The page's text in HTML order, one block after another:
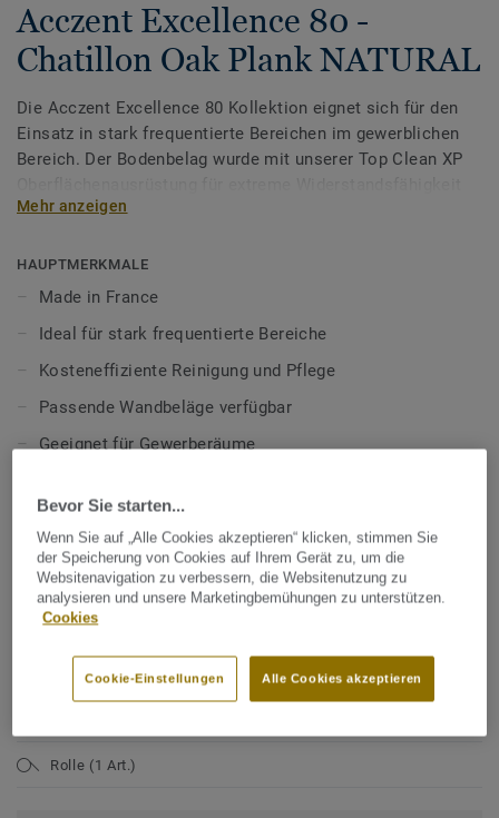
Acczent Excellence 80 -
Chatillon Oak Plank NATURAL
Die Acczent Excellence 80 Kollektion eignet sich für den
Einsatz in stark frequentierte Bereichen im gewerblichen
Bereich. Der Bodenbelag wurde mit unserer Top Clean XP
und kosteneffiziente Reinigung ausgestattet und ist
Heterogene Bodenbeläge
Mehr anzeigen
HAUPTMERKMALE
Made in France
Ideal für stark frequentierte Bereiche
Kosteneffiziente Reinigung und Pflege
Passende Wandbeläge verfügbar
Geeignet für Gewerberäume
TECHNISCHE DATEN
Produktart:Heterogener PVC Bodenbelag
Nutzungsklasse Geschäftsbereich:
34 sehr starke Nutzung
Bindemittelgehalt:Typ I
Rolle (1 Art.)
Bevor Sie starten...
Wenn Sie auf „Alle Cookies akzeptieren“ klicken, stimmen Sie
der Speicherung von Cookies auf Ihrem Gerät zu, um die
Websitenavigation zu verbessern, die Websitenutzung zu
analysieren und unsere Marketingbemühungen zu unterstützen.
Cookies
Alle Cookies akzeptieren
Cookie-Einstellungen